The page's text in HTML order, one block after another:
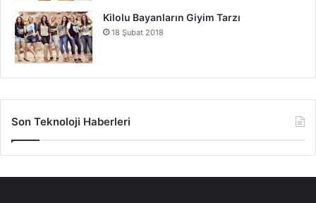
Kilolu Bayanların Giyim Tarzı
18 Şubat 2018
Son Teknoloji Haberleri